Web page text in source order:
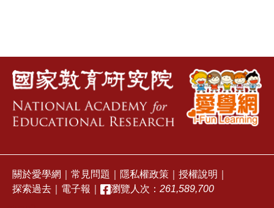
關於愛學網 常見問題 隱私權政策 授權說明
探索過去
電子報 瀏覽人次： 261,589,700